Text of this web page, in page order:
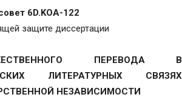
6D.KOA-122
защите диссертации
ПЕРЕВОДА В
ЛИТЕРАТУРНЫХ СВЯЗЯХ
НЕЗАВИСИМОСТИ